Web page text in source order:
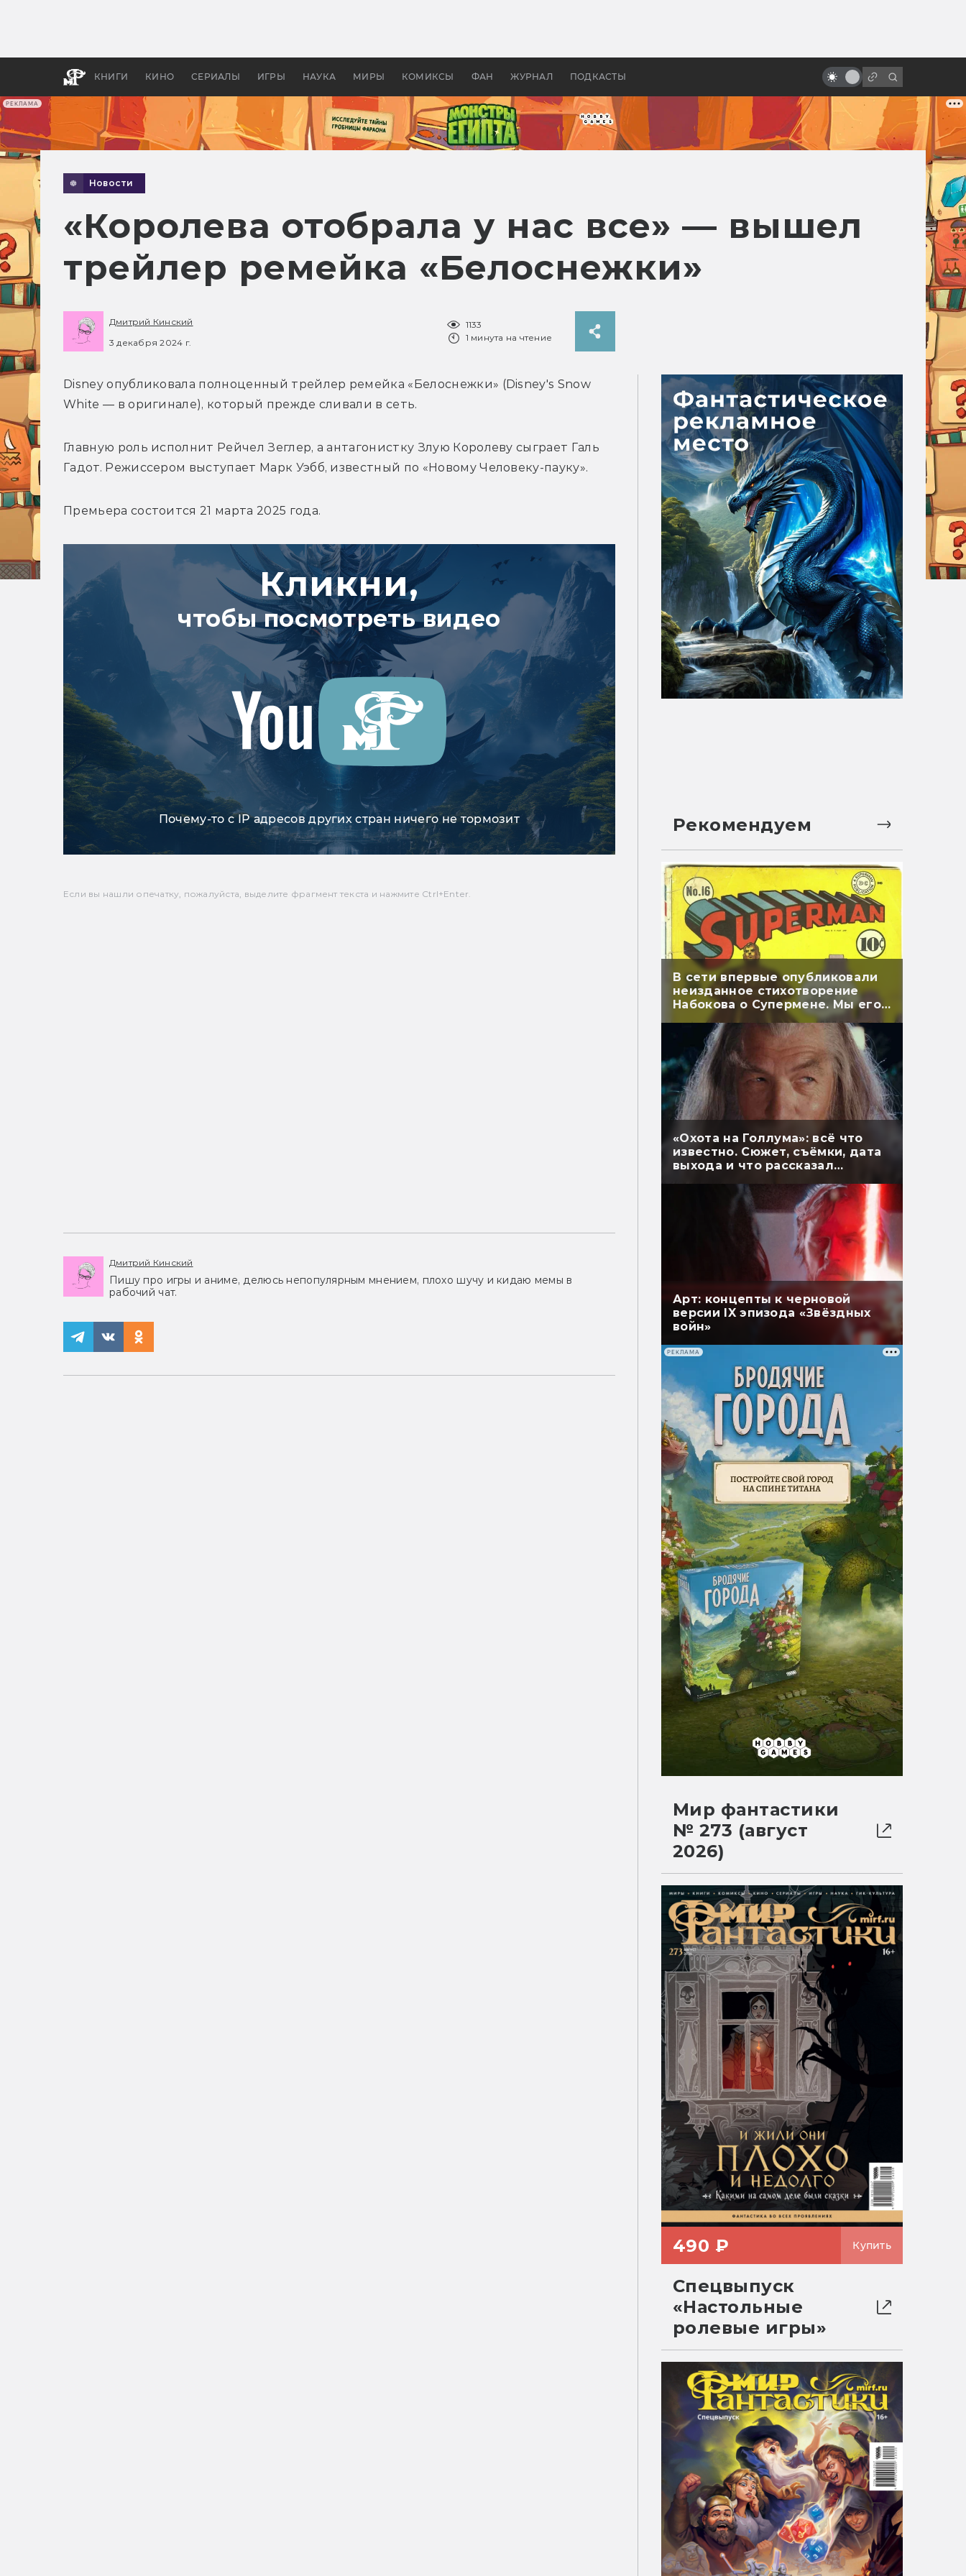
РЕКЛАМА
КНИГИ КИНО СЕРИАЛЫ ИГРЫ НАУКА МИРЫ КОМИКСЫ ФАН ЖУРНАЛ ПОДКАСТЫ
апокалипсис, в России —
бы «Властелина колец»
первый сценарий «Матрицы»
Новости
«Королева отобрала у нас все» — вышел
трейлер ремейка «Белоснежки»
Дмитрий Кинский
3 декабря 2024 г.
1133
1 минута на чтение
Disney опубликовала полноценный трейлер ремейка «Белоснежки» (Disney's Snow
White — в оригинале), который прежде сливали в сеть.
Главную роль исполнит Рейчел Зеглер, а антагонистку Злую Королеву сыграет Галь
Гадот. Режиссером выступает Марк Уэбб, известный по «Новому Человеку-пауку».
Премьера состоится 21 марта 2025 года.
Кликни,
чтобы посмотреть видео
Почему-то с IP адресов других стран ничего не тормозит
Если вы нашли опечатку, пожалуйста, выделите фрагмент текста и нажмите Ctrl+Enter.
Дмитрий Кинский
Пишу про игры и аниме, делюсь непопулярным мнением, плохо шучу и кидаю мемы в
рабочий чат.
Рекомендуем
В сети впервые опубликовали
неизданное стихотворение
Набокова о Супермене. Мы его
перевели
«Охота на Голлума»: всё что
известно. Сюжет, съёмки, дата
выхода и что рассказал
Арт: концепты к черновой
версии IX эпизода «Звёздных
войн»
РЕКЛАМА
Мир фантастики
№ 273 (август
2026)
490 ₽ Купить
Спецвыпуск
«Настольные
ролевые игры»